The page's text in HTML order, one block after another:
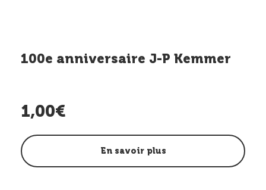
100e anniversaire J-P Kemmer
1,00€
En savoir plus